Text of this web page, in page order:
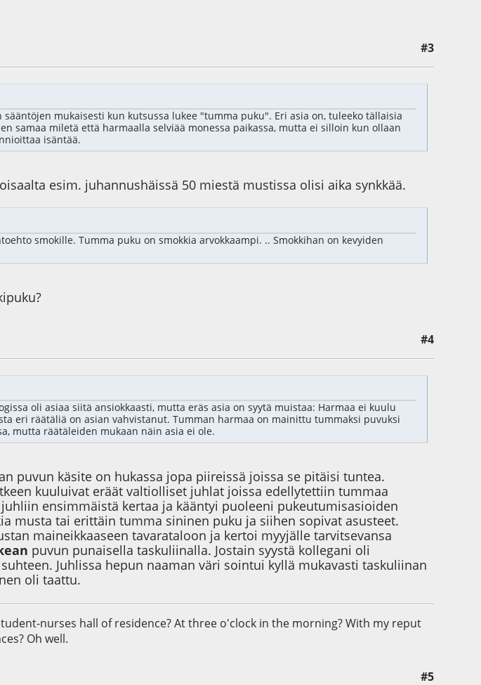
#3
mukaisesti kun kutsussa lukee "tumma puku". Eri asia on, tuleeko tällaisia
samaa miletä että harmaalla selviää monessa paikassa, mutta ei silloin kun ollaan
isäntää.
esim. juhannushäissä 50 miestä mustissa olisi aika synkkää.
smokille. Tumma puku on smokkia arvokkaampi. .. Smokkihan on kevyiden
#4
oli asiaa siitä ansiokkaasti, mutta eräs asia on syytä muistaa: Harmaa ei kuulu
eri räätäliä on asian vahvistanut. Tumman harmaa on mainittu tummaksi puvuksi
mutta räätäleiden mukaan näin asia ei ole.
puvun käsite on hukassa jopa piireissä joissa se pitäisi tuntea.
kuuluivat eräät valtiolliset juhlat joissa edellytettiin tummaa
ensimmäistä kertaa ja kääntyi puoleeni pukeutumisasioiden
musta tai erittäin tumma sininen puku ja siihen sopivat asusteet.
maineikkaaseen tavarataloon ja kertoi myyjälle tarvitsevansa
puvun punaisella taskuliinalla. Jostain syystä kollegani oli
Juhlissa hepun naaman väri sointui kyllä mukavasti taskuliinan
oli taattu.
nurses hall of residence? At three o'clock in the morning? With my reput
Oh well.
#5